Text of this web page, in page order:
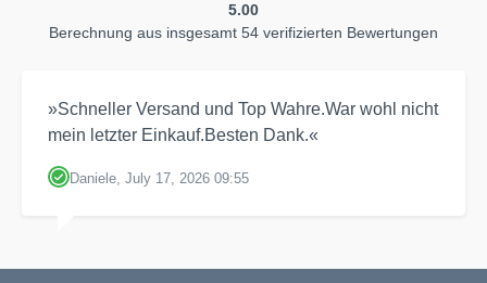
5.00
Berechnung aus insgesamt 54 verifizierten Bewertungen
»Schneller Versand und Top Wahre.War wohl nicht
mein letzter Einkauf.Besten Dank.«
Daniele, July 17, 2026 09:55